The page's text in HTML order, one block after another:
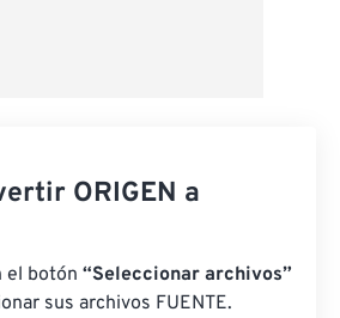
ORIGEN a
el botón “Seleccionar archivos”
sus archivos FUENTE.